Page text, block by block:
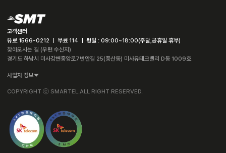
고객센터
유료 1566-0212 ㅣ 무료 114 ㅣ 평일 : 09:00~18:00(주말,공휴일 휴무)
찾아오시는 길 (우편 수신지)
경기도 하남시 미사강변중앙로7번안길 25(풍산동) 미사유테크밸리 D동 1009호
사업자 정보
COPYRIGHT ⓒ SMARTEL.ALL RIGHT RESERVED.